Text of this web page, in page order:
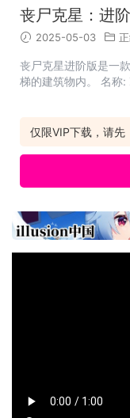
丧尸克星：进
2025-05-03
丧尸克星进阶版是一
梯的建筑物内。 名称:
仅限VIP下载，请先